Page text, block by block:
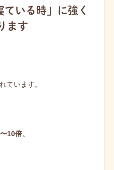
いる時」に強く
ます
ています。
10倍、